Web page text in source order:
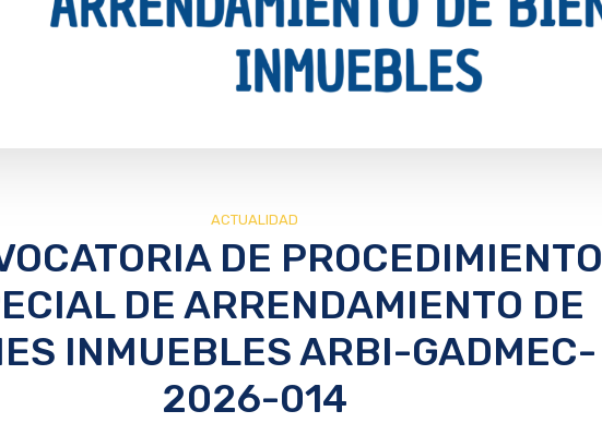
ACTUALIDAD
DE PROCEDIMIENTO
DE ARRENDAMIENTO DE
INMUEBLES ARBI-GADMEC-
2026-014